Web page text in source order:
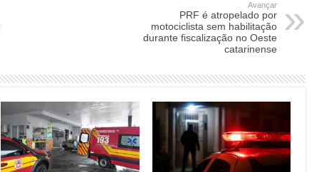
Avançar
PRF é atropelado por
motociclista sem habilitação
durante fiscalização no Oeste
catarinense